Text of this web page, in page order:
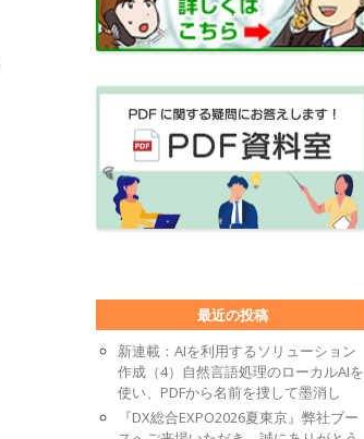
最近の投稿
新連載：AIを利用するソリューション
作成（4）自然言語処理のローカルAIを
使い、PDFから名前を捜して墨消し
『DX総合EXPO2026夏東京』弊社ブー